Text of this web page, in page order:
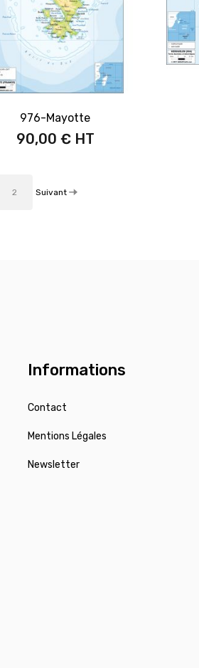
976-Mayotte
90,00 €
2 Suivant
Informations
Contact
Mentions Légales
Newsletter